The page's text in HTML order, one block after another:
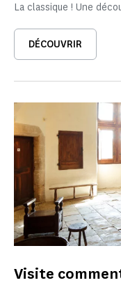
La classique ! Une
DÉCOUVRIR
Visite